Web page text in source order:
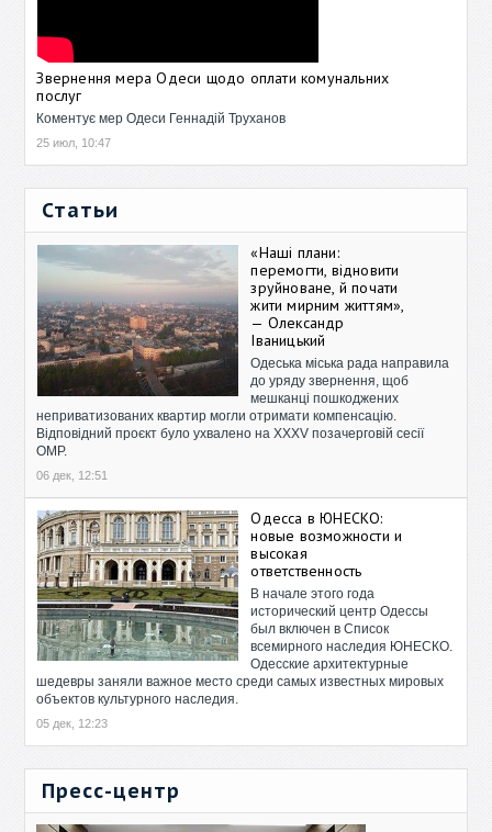
Звернення мера Одеси щодо оплати комунальних
послуг
Коментує мер Одеси Геннадій Труханов
25 июл, 10:47
Статьи
«Наші плани:
перемогти, відновити
зруйноване, й почати
жити мирним життям»,
— Олександр
Іваницький
Одеська міська рада направила
до уряду звернення, щоб
мешканці пошкоджених
неприватизованих квартир могли отримати компенсацію.
Відповідний проєкт було ухвалено на XXXV позачерговій сесії
ОМР.
06 дек, 12:51
Одесса в ЮНЕСКО:
новые возможности и
высокая
ответственность
В начале этого года
исторический центр Одессы
был включен в Список
всемирного наследия ЮНЕСКО.
Одесские архитектурные
шедевры заняли важное место среди самых известных мировых
объектов культурного наследия.
05 дек, 12:23
Пресс-центр